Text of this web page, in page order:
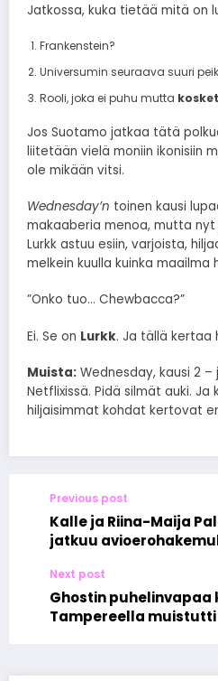
Jatkossa, kuka tietää mitä on
Frankenstein?
Universumin seuraava suuri
Rooli, joka ei puhu mutta
Jos Suotamo jatkaa tätä
liitetään vielä moniin ikonisiin
ole mikään vitsi.
Wednesday’n toinen kausi
makaaberia menoa, mutta nyt
Lurkk astuu esiin, varjoista,
melkein kuulla kuinka maailma
”Onko tuo… Chewbacca?”
Ei. Se on Lurkk. Ja tällä kertaa
Muista: Wednesday, kausi 2 –
Netflixissä. Pidä silmät auki. Ja
hiljaisimmat kohdat kertovat
Previous post
Kalle ja Riina-Maija
jatkuu
Next post
Ghostin puhelinvapaa
Tampereella